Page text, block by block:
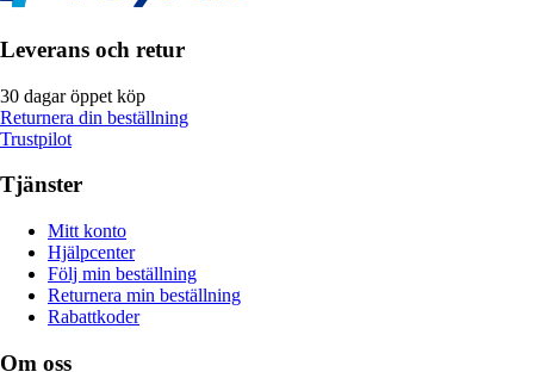
Leverans och retur
30 dagar öppet köp
Returnera din beställning
Trustpilot
Tjänster
Mitt konto
Hjälpcenter
Följ min beställning
Returnera min beställning
Rabattkoder
Om oss